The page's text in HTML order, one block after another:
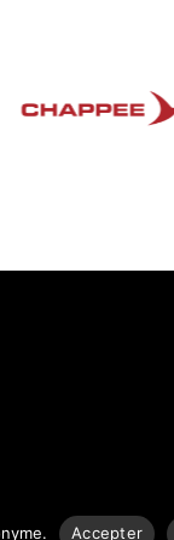
Accepter